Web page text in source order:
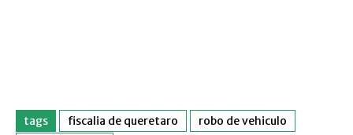
tags fiscalia de queretaro
robo de vehiculo